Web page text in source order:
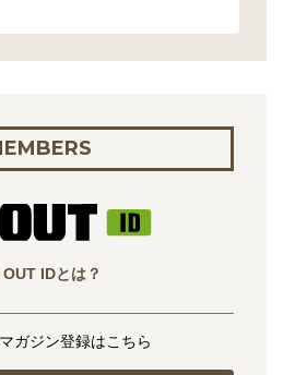
IDとは？
ガジン登録はこちら